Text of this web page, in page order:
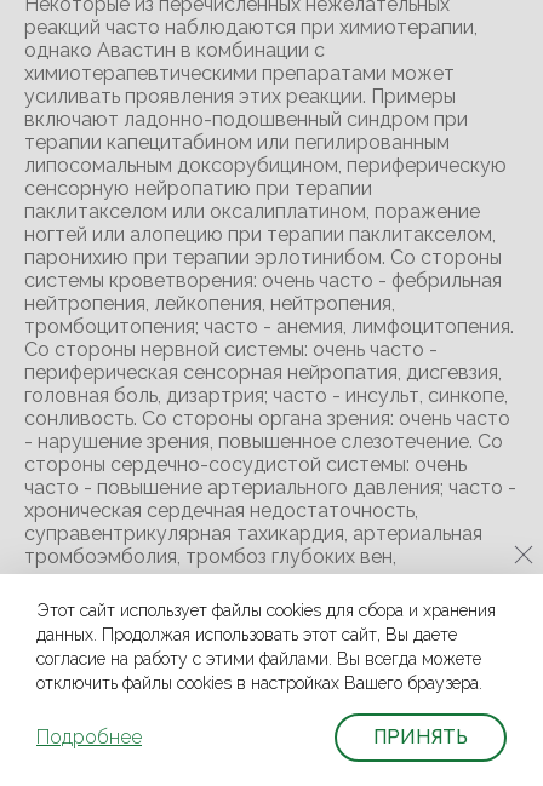
реакций часто наблюдаются при химиотерапии,
однако Авастин в комбинации с
химиотерапевтическими препаратами может
усиливать проявления этих реакции. Примеры
включают ладонно-подошвенный синдром при
терапии капецитабином или пегилированным
липосомальным доксорубицином, периферическую
сенсорную нейропатию при терапии
паклитакселом или оксалиплатином, поражение
ногтей или алопецию при терапии паклитакселом,
паронихию при терапии эрлотинибом. Со стороны
системы кроветворения: очень часто - фебрильная
нейтропения, лейкопения, нейтропения,
тромбоцитопения; часто - анемия, лимфоцитопения.
Со стороны нервной системы: очень часто -
периферическая сенсорная нейропатия, дисгевзия,
головная боль, дизартрия; часто - инсульт, синкопе,
сонливость. Со стороны органа зрения: очень часто
- нарушение зрения, повышенное слезотечение. Со
стороны сердечно-сосудистой системы: очень
часто - повышение артериального давления; часто -
хроническая сердечная недостаточность,
суправентрикулярная тахикардия, артериальная
тромбоэмболия, тромбоз глубоких вен,
кровотечение, в том числе легочное,
внутричерепное, со стороны слизистой оболочки и
кожи, ЖКТ и из опухоли. Со стороны органов
дыхания: очень часто - одышка, носовое
кровотечение, ринит, кашель; часто -
тромбоэмболия легочной артерии (ТЭЛА), гипоксия.
Со стороны желудочно-кишечного тракта: очень
часто - анорексия, диарея, тошнота, рвота, боль в
животе, запор, стоматит, ректальное кровотечение;
Этот сайт использует файлы cookies для сбора и хранения
данных. Продолжая использовать этот сайт, Вы даете
согласие на работу с этими файлами. Вы всегда можете
отключить файлы cookies в настройках Вашего браузера.
Подробнее ПРИНЯТЬ